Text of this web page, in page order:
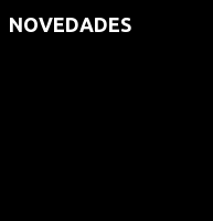
NOVEDADES